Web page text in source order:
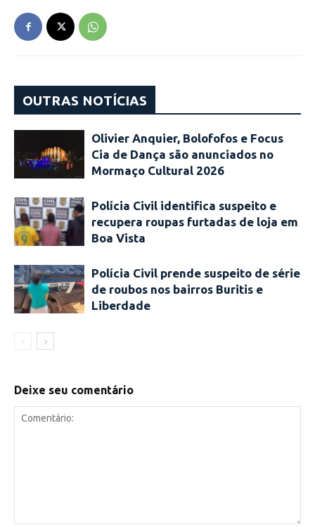
OUTRAS NOTÍCIAS
Olivier Anquier, Bolofofos e Focus
Cia de Dança são anunciados no
Mormaço Cultural 2026
Polícia Civil identifica suspeito e
recupera roupas furtadas de loja em
Boa Vista
Polícia Civil prende suspeito de série
de roubos nos bairros Buritis e
Liberdade
Deixe seu comentário